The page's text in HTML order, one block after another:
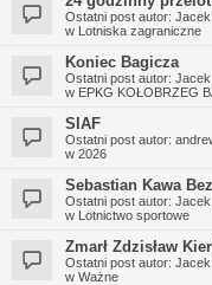
Ostatni post autor:
w Lotniska zagraniczne
Koniec Bagicza
Ostatni post autor:
w EPKG KOŁOBRZEG
SIAF
Ostatni post autor:
w 2026
Sebastian Kawa
Ostatni post autor:
w Lotnictwo sportowe
Zmarł Zdzisław
Ostatni post autor:
w Ważne